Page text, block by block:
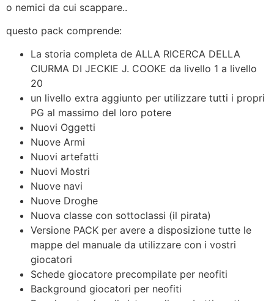
o nemici da cui scappare..
questo pack comprende:
La storia completa de ALLA RICERCA DELLA
CIURMA DI JECKIE J. COOKE da livello 1 a livello
20
un livello extra aggiunto per utilizzare tutti i propri
PG al massimo del loro potere
Nuovi Oggetti
Nuove Armi
Nuovi artefatti
Nuovi Mostri
Nuove navi
Nuove Droghe
Nuova classe con sottoclassi (il pirata)
Versione PACK per avere a disposizione tutte le
mappe del manuale da utilizzare con i vostri
giocatori
Schede giocatore precompilate per neofiti
Background giocatori per neofiti